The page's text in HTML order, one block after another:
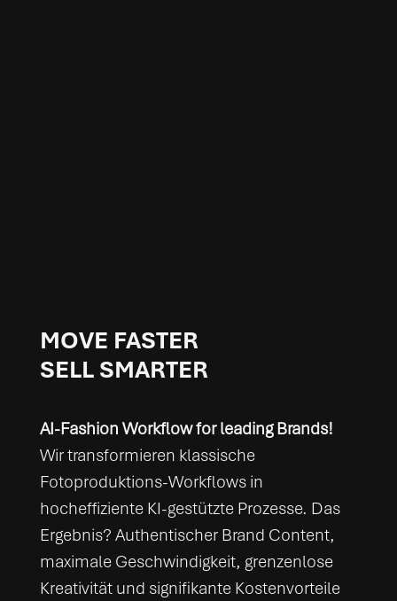
MOVE FASTER
SELL SMARTER
AI-Fashion Workflow for leading Brands!
Wir transformieren klassische
Fotoproduktions-Workflows in
hocheffiziente KI-gestützte Prozesse. Das
Ergebnis? Authentischer Brand Content,
maximale Geschwindigkeit, grenzenlose
Kreativität und signifikante Kostenvorteile